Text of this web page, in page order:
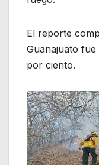
El reporte
Guanajuato
por ciento.